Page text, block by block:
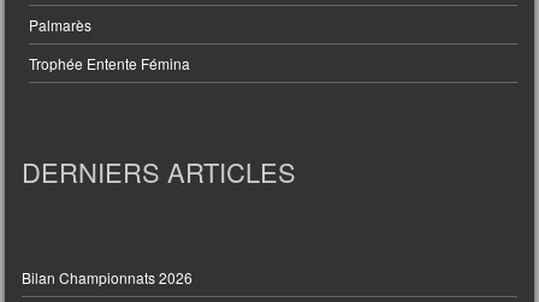
Palmarès
Trophée Entente Fémina
DERNIERS ARTICLES
Bilan Championnats 2026